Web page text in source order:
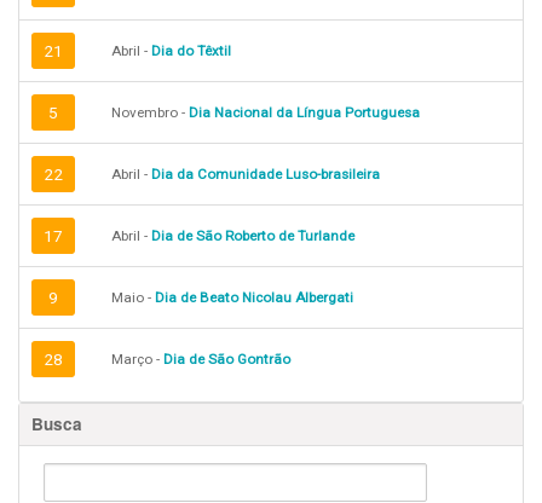
21 Abril - Dia do Têxtil
5 Novembro - Dia Nacional da Língua Portuguesa
22 Abril - Dia da Comunidade Luso-brasileira
17 Abril - Dia de São Roberto de Turlande
9 Maio - Dia de Beato Nicolau Albergati
28 Março - Dia de São Gontrão
Busca